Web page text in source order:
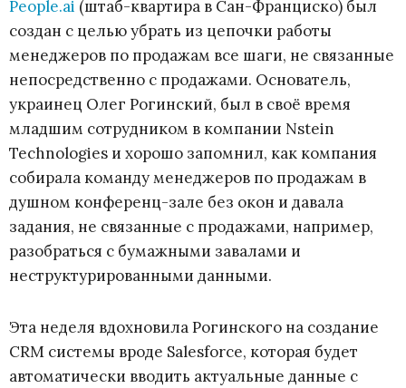
People.ai (штаб-квартира в Сан-Франциско) был
создан с целью убрать из цепочки работы
менеджеров по продажам все шаги, не связанные
непосредственно с продажами. Основатель,
украинец Олег Рогинский, был в своё время
младшим сотрудником в компании Nstein
Technologies и хорошо запомнил, как компания
собирала команду менеджеров по продажам в
душном конференц-зале без окон и давала
задания, не связанные с продажами, например,
разобраться с бумажными завалами и
неструктурированными данными.
Эта неделя вдохновила Рогинского на создание
CRM системы вроде Salesforce, которая будет
автоматически вводить актуальные данные с